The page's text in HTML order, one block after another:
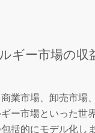
ギー市場の収
業市場、卸売市場
ー市場といった世
括的にモデル化し